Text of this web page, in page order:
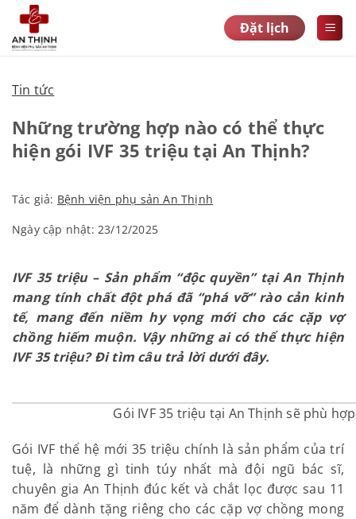
qua
nội
Đặt lịch
Tin tức
Những trường hợp nào có thể thực
hiện gói IVF 35 triệu tại An Thịnh?
Tác giả: Bệnh viện phụ sản An Thịnh
Ngày cập nhật: 23/12/2025
IVF 35 triệu – Sản phẩm “độc quyền” tại An Thịnh
mang tính chất đột phá đã “phá vỡ” rào cản kinh
tế, mang đến niềm hy vọng mới cho các cặp vợ
chồng hiếm muộn. Vậy những ai có thể thực hiện
IVF 35 triệu? Đi tìm câu trả lời dưới đây.
Gói IVF 35 triệu tại An Thịnh sẽ phù
Gói IVF thế hệ mới 35 triệu chính là sản phẩm của trí
tuệ, là những gì tinh túy nhất mà đội ngũ bác sĩ,
chuyên gia An Thịnh đúc kết và chắt lọc được sau 11
năm để dành tặng riêng cho các cặp vợ chồng mong